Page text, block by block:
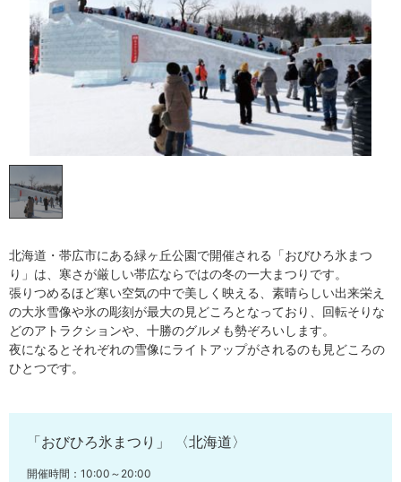
北海道・帯広市にある緑ヶ丘公園で開催される「おびひろ氷まつ
り」は、寒さが厳しい帯広ならではの冬の一大まつりです。
張りつめるほど寒い空気の中で美しく映える、素晴らしい出来栄え
の大氷雪像や氷の彫刻が最大の見どころとなっており、回転そりな
どのアトラクションや、十勝のグルメも勢ぞろいします。
夜になるとそれぞれの雪像にライトアップがされるのも見どころの
ひとつです。
「おびひろ氷まつり」 〈北海道〉
開催時間：10:00～20:00